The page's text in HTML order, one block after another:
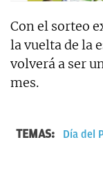
Con el sorteo
la vuelta de la
volverá a ser
mes.
TEMAS: Día del